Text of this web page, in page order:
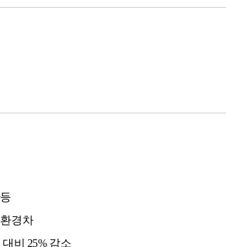
경차
비 25% 감소